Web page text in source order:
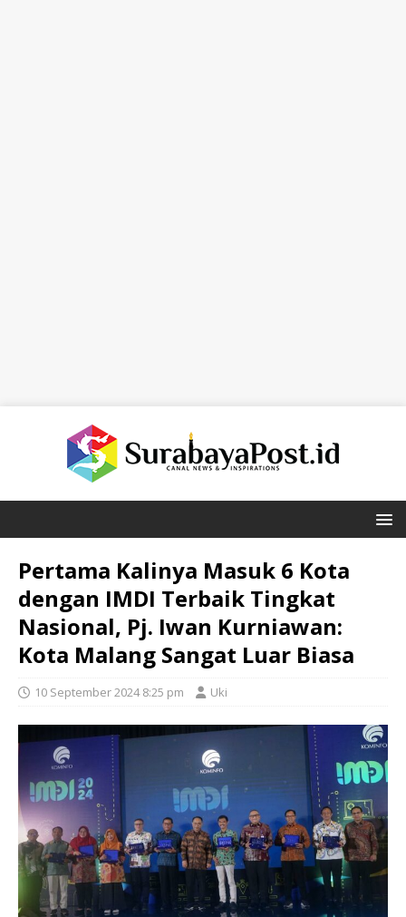
Pertama Kalinya Masuk 6 Kota
dengan IMDI Terbaik Tingkat
Nasional, Pj. Iwan Kurniawan:
Kota Malang Sangat Luar Biasa
10 September 2024 8:25 pm Uki